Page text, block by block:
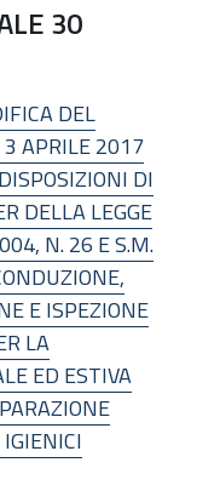
30
DEL
3 APRILE 2017
DI
DELLA LEGGE
N. 26 E S.M.
E ISPEZIONE
LA
ED ESTIVA